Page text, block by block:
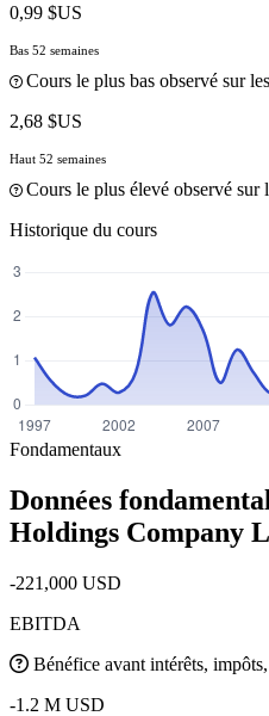
0,99 $US
Bas 52 semaines
Cours le plus bas observé sur
2,68 $US
Haut 52 semaines
Cours le plus élevé observé sur
Historique du cours
Fondamentaux
Données
Holdings Company
-221,000 USD
EBITDA
Bénéfice avant intérêts,
-1.2 M USD